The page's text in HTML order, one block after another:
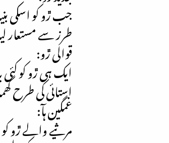
جب ڙو کو اسکی
طرز سے مستعار
قوالی ڙو:
ایک ہی ڙو کو
استائی کی طرح
غمگین ہآ:
مرثیے والے ڙو